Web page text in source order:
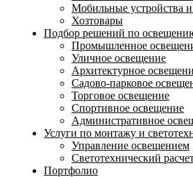
Мобильные устройства
Хозтовары
Подбор решений по
Промышленное
Уличное освещение
Архитектурное
Садово-парковое
Торговое освещение
Спортивное освещение
Административное
Услуги по монтажу и
Управление освещением
Светотехнический
Портфолио